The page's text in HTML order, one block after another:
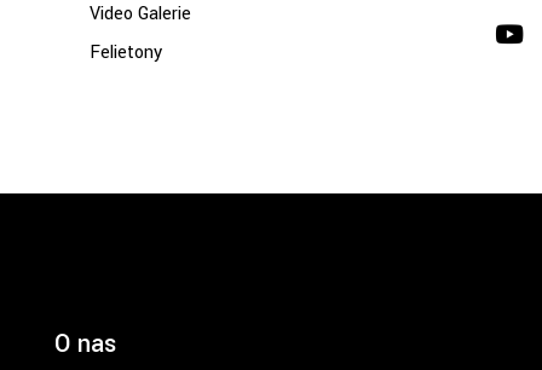
Video Galerie
Felietony
O nas